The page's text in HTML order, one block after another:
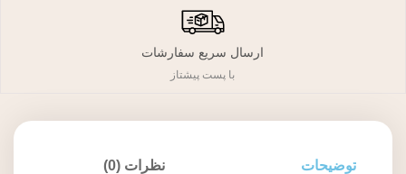
ارسال سریع سفارشات
با پست پیشتاز
توضیحات نظرات (0)